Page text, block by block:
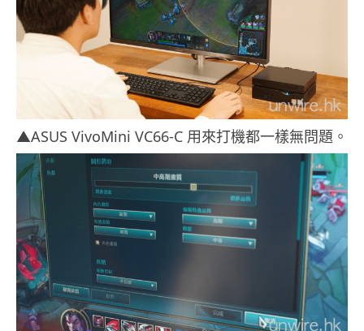
▲ASUS VivoMini VC66-C 用來打機都一樣無問題。